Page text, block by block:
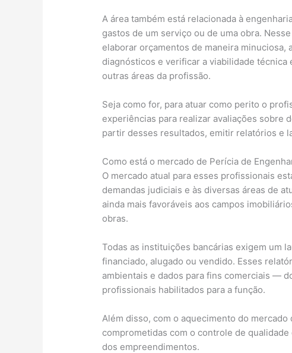
A área também está relacionada à
gastos de um serviço ou de uma obra.
elaborar orçamentos de maneira minuciosa,
diagnósticos e verificar a viabilidade
outras áreas da profissão.
Seja como for, para atuar como perito o
experiências para realizar avaliações sobre
partir desses resultados, emitir relatórios e
Como está o mercado de Perícia de
O mercado atual para esses profissionais
demandas judiciais e às diversas áreas de
ainda mais favoráveis aos campos
obras.
Todas as instituições bancárias exigem um
financiado, alugado ou vendido. Esses
ambientais e dados para fins comerciais —
profissionais habilitados para a função.
Além disso, com o aquecimento do
comprometidas com o controle de
dos empreendimentos.